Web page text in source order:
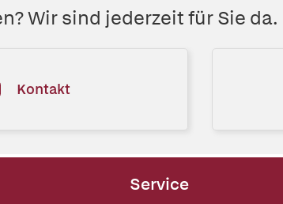
Wir sind jederzeit für Sie da.
Kontakt
Service